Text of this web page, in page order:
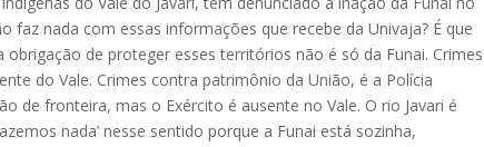
faz nada com essas informações que recebe da Univaja? É que
obrigação de proteger esses territórios não é só da Funai. Crimes
do Vale. Crimes contra patrimônio da União, é a Polícia
de fronteira, mas o Exército é ausente no Vale. O rio Javari é
nada’ nesse sentido porque a Funai está sozinha,